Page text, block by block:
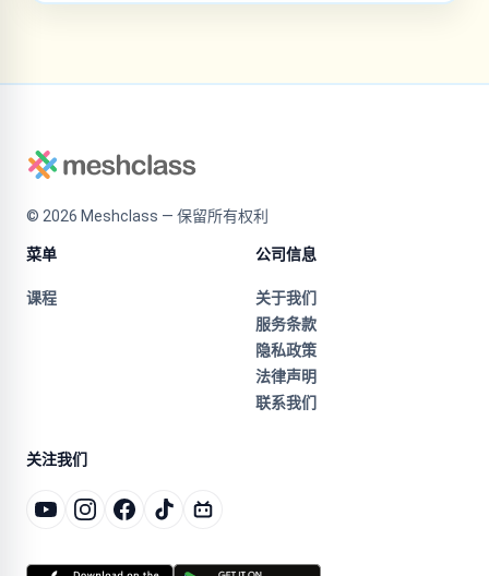
© 2026 Meshclass — 保留所有权利
菜单
课程
公司信息
关于我们
服务条款
隐私政策
法律声明
联系我们
关注我们